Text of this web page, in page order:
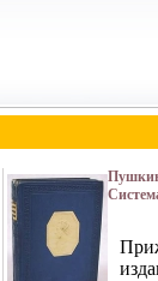
Том 1